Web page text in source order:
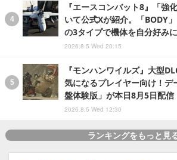
『エースコンバット8』「強
いて公式Xが紹介。「BODY
の3タイプで機体を自分好み
2026.8.5 Wed 20:15
『モンハンワイルズ』大型
気になるプレイヤー向け！デ
盤体験版」が本日8月5日配信
2026.8.5 Wed 12:30
ランキングをもっと見